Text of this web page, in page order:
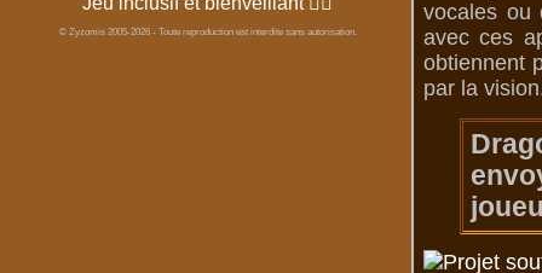
© Zyzomis 2005-2026 - Toute reproduction est interdite sans autorisation.
vocales ou
avec ces
obtiennent
par la